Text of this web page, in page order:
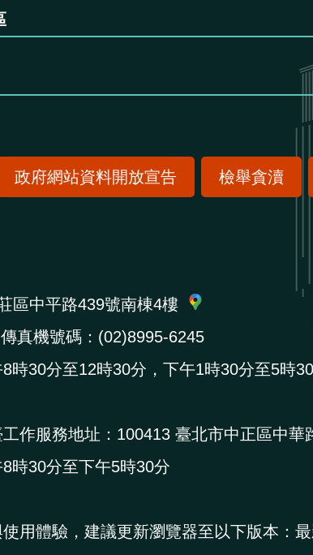
政府網站資料開放宣告 檢舉貪瀆
區中平路439號南棟4樓
真機號碼：(02)8995-6245
30分至12時30分，下午1時30分至5時
作服務地址： 100413 臺北市中正區中華
時30分至下午5時30分
用體驗，建議更新瀏覽器至以下版本：